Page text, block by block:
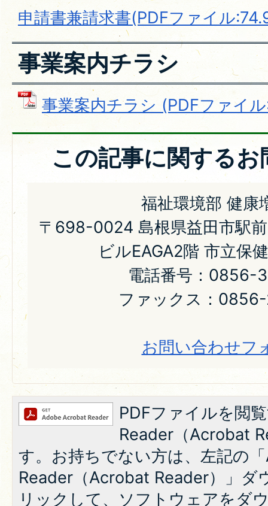
申請書兼請求書(PDFファイル
事業案内チラシ
事業案内チラシ (PDFファイ
この記事に関する
福祉環境部 健康
〒698-0024 島根県益田市駅
ビルEAGA2階 市立保
電話番号：0856-
ファックス：
お問い合わせフ
PDFファイルを閲
Reader（Acrobat
す。お持ちでない方は、左記の
Reader（Acrobat Reader）」ダ
リックして、ソフトウェアをダ